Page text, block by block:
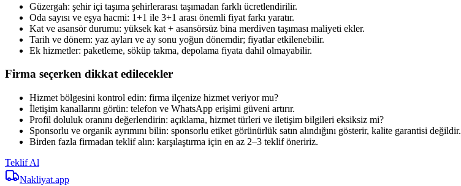
Güzergah: şehir içi taşıma şehirlerarası taşımadan farklı ücretlendirilir.
Oda sayısı ve eşya hacmi: 1+1 ile 3+1 arası önemli fiyat farkı yaratır.
Kat ve asansör durumu: yüksek kat + asansörsüz bina merdiven taşıması maliyeti ekler.
Tarih ve dönem: yaz ayları ve ay sonu yoğun dönemdir; fiyatlar etkilenebilir.
Ek hizmetler: paketleme, söküp takma, depolama fiyata dahil olmayabilir.
Firma seçerken dikkat edilecekler
Hizmet bölgesini kontrol edin: firma ilçenize hizmet veriyor mu?
İletişim kanallarını görün: telefon ve WhatsApp erişimi güveni artırır.
Profil doluluk oranını değerlendirin: açıklama, hizmet türleri ve iletişim bilgileri eksiksiz mi?
Sponsorlu ve organik ayrımını bilin: sponsorlu etiket görünürlük satın alındığını gösterir, kalite garantisi değildir.
Birden fazla firmadan teklif alın: karşılaştırma için en az 2–3 teklif öneririz.
Teklif Al
Nakliyat.app